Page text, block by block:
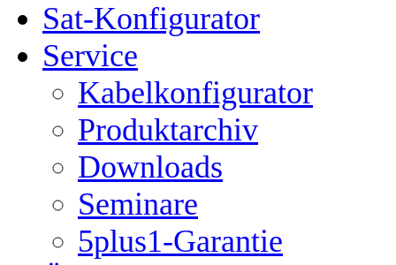
Sat-Konfigurator
Service
Kabelkonfigurator
Produktarchiv
Downloads
Seminare
5plus1-Garantie